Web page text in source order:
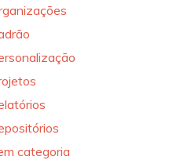
categoria